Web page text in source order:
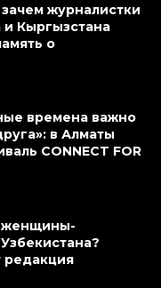
журналистки
и Кыргызстана
о
времена важно
в Алматы
CONNECT FOR
женщины-
редакция